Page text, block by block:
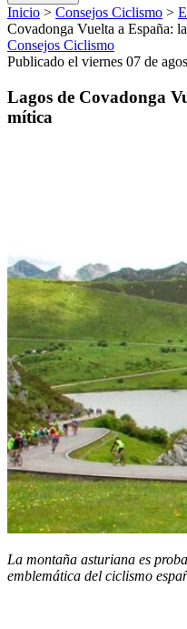
Inicio > Consejos Ciclismo >
Covadonga Vuelta a España:
Consejos Ciclismo
Publicado el viernes 07 de
Lagos de Covadonga
mítica
La montaña asturiana es
emblemática del ciclismo